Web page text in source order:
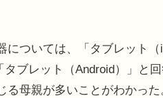
ついては、「タブレット
ブレット（Android）」と
る母親が多いことがわかった